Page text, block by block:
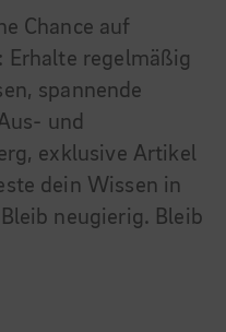
Chance auf
Erhalte regelmäßig
spannende
und
exklusive Artikel
dein Wissen in
neugierig. Bleib